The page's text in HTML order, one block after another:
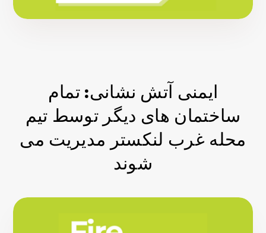
ایمنی آتش نشانی: تمام
ساختمان های دیگر توسط تیم
محله غرب لنکستر مدیریت می
شوند